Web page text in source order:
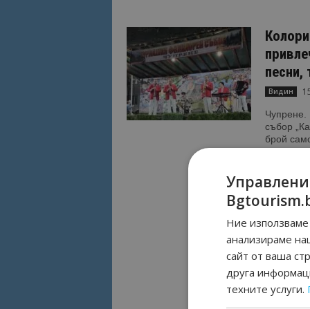
песни,
Видин
Чупрене.
събор
брой
МС:
София
София.
програма
Ние
анализираме
сайт от ваша
друга
техните услуги.